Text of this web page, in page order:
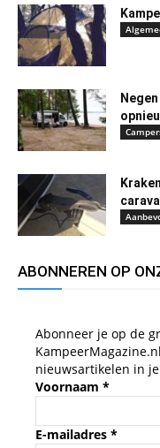
ABONNEREN OP
Abonneer je op de
nieuwsartikelen in
Voornaam *
E-mailadres *